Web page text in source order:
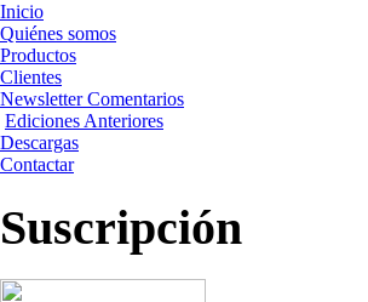
Inicio
Quiénes somos
Productos
Clientes
Newsletter Comentarios
Ediciones Anteriores
Descargas
Contactar
Suscripción